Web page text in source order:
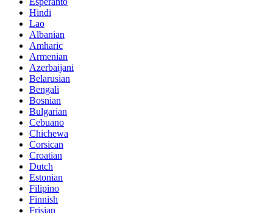
Hindi
Lao
Albanian
Amharic
Armenian
Azerbaijani
Belarusian
Bengali
Bosnian
Bulgarian
Cebuano
Chichewa
Corsican
Croatian
Dutch
Estonian
Filipino
Finnish
Frisian